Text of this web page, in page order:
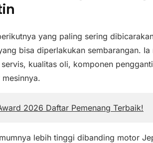
yang paling sering
bisa diperlakukan sembarangan.
kualitas oli, komponen
2026 Daftar Pemenang Terbaik!
lebih tinggi dibanding motor